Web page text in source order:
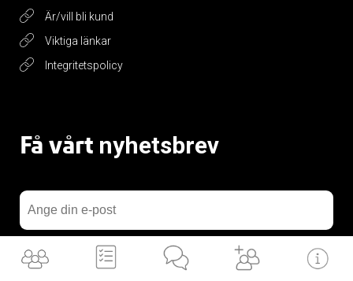
Är/vill bli kund
Viktiga länkar
Integritetspolicy
Få vårt nyhetsbrev
Jag accepterar vilkoren